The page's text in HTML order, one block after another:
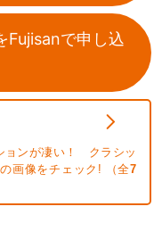
Fujisanで申し込
ョンが凄い！ クラシッ
画像をチェック! （全7